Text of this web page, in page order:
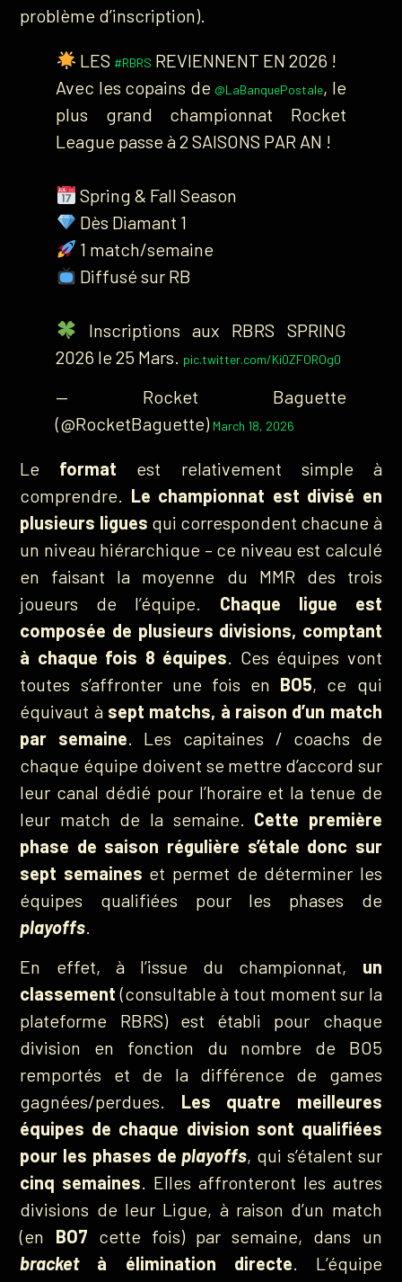
problème d’inscription).
LES #RBRS REVIENNENT EN 2026 !
Avec les copains de @LaBanquePostale, le
plus grand championnat Rocket
League passe à 2 SAISONS PAR AN !
Spring & Fall Season
Dès Diamant 1
1 match/semaine
Diffusé sur RB
Inscriptions aux RBRS SPRING
2026 le 25 Mars.
pic.twitter.com/Ki0ZFOROg0
— Rocket Baguette
(@RocketBaguette) March 18, 2026
Le format est relativement simple à
comprendre. Le championnat est divisé en
plusieurs ligues qui correspondent chacune à
un niveau hiérarchique – ce niveau est calculé
en faisant la moyenne du MMR des trois
joueurs de l’équipe. Chaque ligue est
composée de plusieurs divisions, comptant
à chaque fois 8 équipes. Ces équipes vont
toutes s’affronter une fois en BO5, ce qui
équivaut à sept matchs, à raison d’un match
par semaine. Les capitaines / coachs de
chaque équipe doivent se mettre d’accord sur
leur canal dédié pour l’horaire et la tenue de
leur match de la semaine. Cette première
phase de saison régulière s’étale donc sur
sept semaines et permet de déterminer les
équipes qualifiées pour les phases de
playoffs.
En effet, à l’issue du championnat, un
classement (consultable à tout moment sur la
plateforme RBRS) est établi pour chaque
division en fonction du nombre de BO5
remportés et de la différence de games
gagnées/perdues. Les quatre meilleures
équipes de chaque division sont qualifiées
pour les phases deplayoffs, qui s’étalent sur
cinq semaines. Elles affronteront les autres
divisions de leur Ligue, à raison d’un match
(en BO7 cette fois) par semaine, dans un
bracket à élimination directe. L’équipe